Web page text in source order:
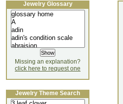
Jewelry Glossary
Missing an explanation?
click here to request one
Jewelry Theme Search